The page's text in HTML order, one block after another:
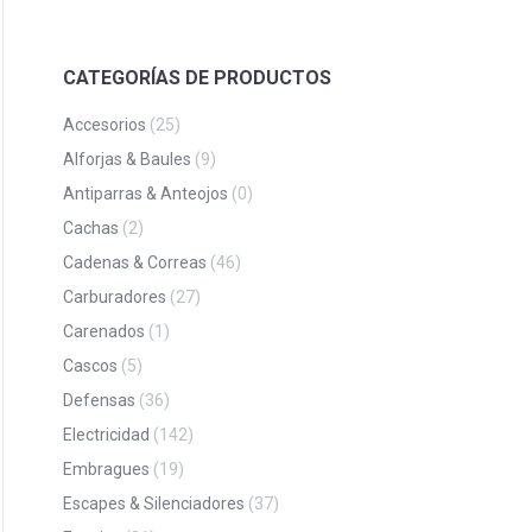
CATEGORÍAS DE PRODUCTOS
Accesorios (25)
Alforjas & Baules (9)
Antiparras & Anteojos (0)
Cachas (2)
Cadenas & Correas (46)
Carburadores (27)
Carenados (1)
Cascos (5)
Defensas (36)
Electricidad (142)
Embragues (19)
Escapes & Silenciadores (37)